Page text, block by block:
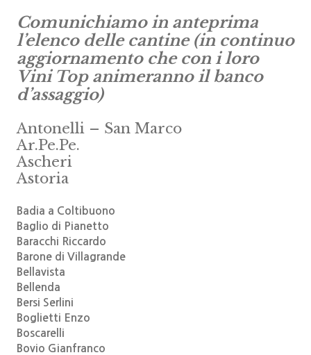
Comunichiamo in anteprima
l’elenco delle cantine (in continuo
aggiornamento che con i loro
Vini Top animeranno il banco
d’assaggio)
Antonelli – San Marco
Ar.Pe.Pe.
Ascheri
Astoria
Badia a Coltibuono
Baglio di Pianetto
Baracchi Riccardo
Barone di Villagrande
Bellavista
Bellenda
Bersi Serlini
Boglietti Enzo
Boscarelli
Bovio Gianfranco